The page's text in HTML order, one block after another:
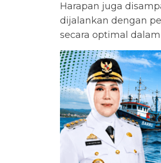
Harapan juga
dijalankan dengan
secara optimal